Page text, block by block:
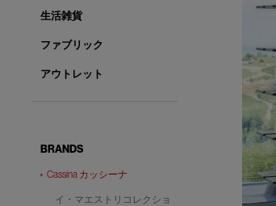
生活雑貨
ファブリック
アウトレット
BRANDS
Cassina カッシーナ
イ・マエストリコレクショ